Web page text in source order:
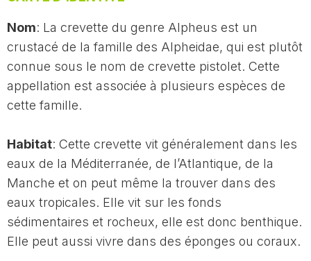
Nom: La crevette du genre Alpheus est un
crustacé de la famille des Alpheidae, qui est plutôt
connue sous le nom de crevette pistolet. Cette
appellation est associée à plusieurs espèces de
cette famille.
Habitat: Cette crevette vit généralement dans les
eaux de la Méditerranée, de l’Atlantique, de la
Manche et on peut même la trouver dans des
eaux tropicales. Elle vit sur les fonds
sédimentaires et rocheux, elle est donc benthique.
Elle peut aussi vivre dans des éponges ou coraux.